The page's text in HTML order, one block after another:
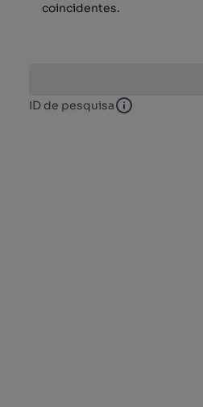
coincidentes.
ID de pesquisa ID de pesquisa